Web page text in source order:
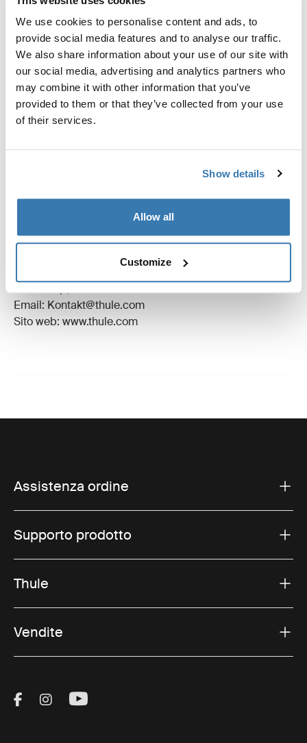
We use cookies to personalise content and ads, to
provide social media features and to analyse our traffic.
We also share information about your use of our site with
our social media, advertising and analytics partners who
may combine it with other information that you’ve
provided to them or that they’ve collected from your use
of their services.
Show details
Allow all
Customize
Toggle features
Tutte le caratteristiche
Toggle techspec
Specifiche tecniche
Toggle guides and instructions
Istruzioni
Informazioni sulla produzione
Marchio registrato: Thule Sweden AB
Nome produttore: Thule Sweden
Email: Kontakt@thule.com
Sito web: www.thule.com
Assistenza ordine
Supporto prodotto
Thule
Vendite
Visit Thule on Facebook (external link)
Visit Thule on Instagram (external link)
Visit Thule on Youtube (external